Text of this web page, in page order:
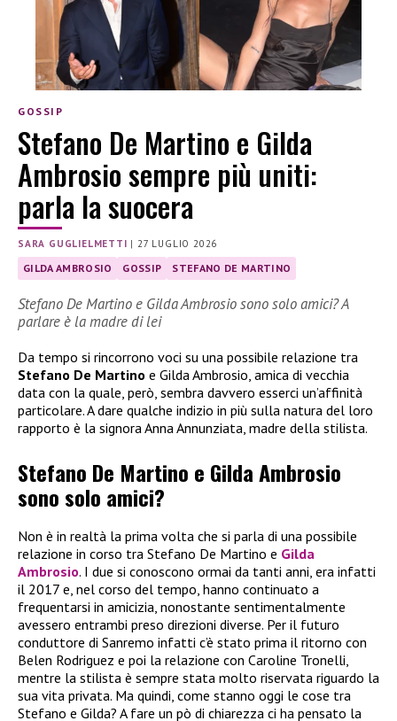
GOSSIP
Stefano De Martino e Gilda
Ambrosio sempre più uniti:
parla la suocera
SARA GUGLIELMETTI | 27 LUGLIO 2026
GILDA AMBROSIO GOSSIP STEFANO DE MARTINO
Stefano De Martino e Gilda Ambrosio sono solo amici? A
parlare è la madre di lei
Da tempo si rincorrono voci su una possibile relazione tra
Stefano De Martino e Gilda Ambrosio, amica di vecchia
data con la quale, però, sembra davvero esserci un’affinità
particolare. A dare qualche indizio in più sulla natura del loro
rapporto è la signora Anna Annunziata, madre della stilista.
Stefano De Martino e Gilda Ambrosio
sono solo amici?
Non è in realtà la prima volta che si parla di una possibile
relazione in corso tra Stefano De Martino e Gilda
Ambrosio. I due si conoscono ormai da tanti anni, era infatti
il 2017 e, nel corso del tempo, hanno continuato a
frequentarsi in amicizia, nonostante sentimentalmente
avessero entrambi preso direzioni diverse. Per il futuro
conduttore di Sanremo infatti c’è stato prima il ritorno con
Belen Rodriguez e poi la relazione con Caroline Tronelli,
mentre la stilista è sempre stata molto riservata riguardo la
sua vita privata. Ma quindi, come stanno oggi le cose tra
Stefano e Gilda? A fare un pò di chiarezza ci ha pensato la